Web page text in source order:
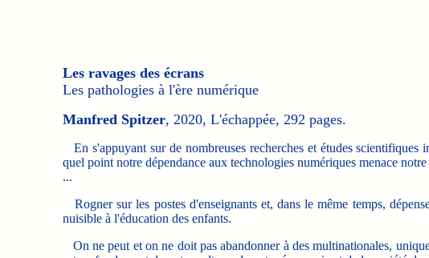
Les ravages des écrans
Les pathologies à l'ère numérique
Manfred Spitzer, 2020, L'échappée, 292 pages.
En s'appuyant sur de nombreuses recherches et études
quel point notre dépendance aux technologies numériques menace
...
Rogner sur les postes d'enseignants et, dans le même temps,
nuisible à l'éducation des enfants.
On ne peut et on ne doit pas abandonner à des multinationales,